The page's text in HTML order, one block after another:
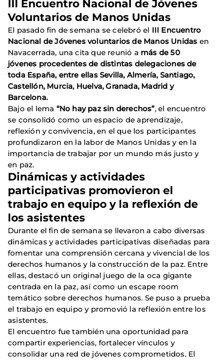
III Encuentro Nacional de Jóvenes
Voluntarios de Manos Unidas
El pasado fin de semana se celebró el III Encuentro
Nacional de Jóvenes voluntarios de Manos Unidas en
Navacerrada, una cita que reunió a más de 50
jóvenes procedentes de distintas delegaciones de
toda España, entre ellas Sevilla, Almería, Santiago,
Castellón, Murcia, Huelva, Granada, Madrid y
Barcelona.
Bajo el lema “No hay paz sin derechos”, el encuentro
se consolidó como un espacio de aprendizaje,
reflexión y convivencia, en el que los participantes
profundizaron en la labor de Manos Unidas y en la
importancia de trabajar por un mundo más justo y
en paz.
Dinámicas y actividades
participativas promovieron el
trabajo en equipo y la reflexión de
los asistentes
Durante el fin de semana se llevaron a cabo diversas
dinámicas y actividades participativas diseñadas para
fomentar una comprensión cercana y vivencial de los
derechos humanos y la construcción de la paz. Entre
ellas, destacó un original juego de la oca gigante
centrada en la paz, así como un escape room
temático sobre derechos humanos. Se puso a prueba
el trabajo en equipo y promovió la reflexión entre los
asistentes.
El encuentro fue también una oportunidad para
compartir experiencias, fortalecer vínculos y
consolidar una red de jóvenes comprometidos. El